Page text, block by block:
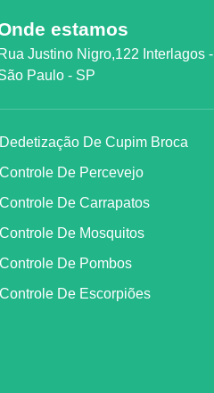
estamos
Rua Justino Nigro,122 Interlagos -
Paulo - SP
Dedetização De Cupim Broca
Controle De Percevejo
Controle De Carrapatos
Controle De Mosquitos
Controle De Pombos
Controle De Escorpiões